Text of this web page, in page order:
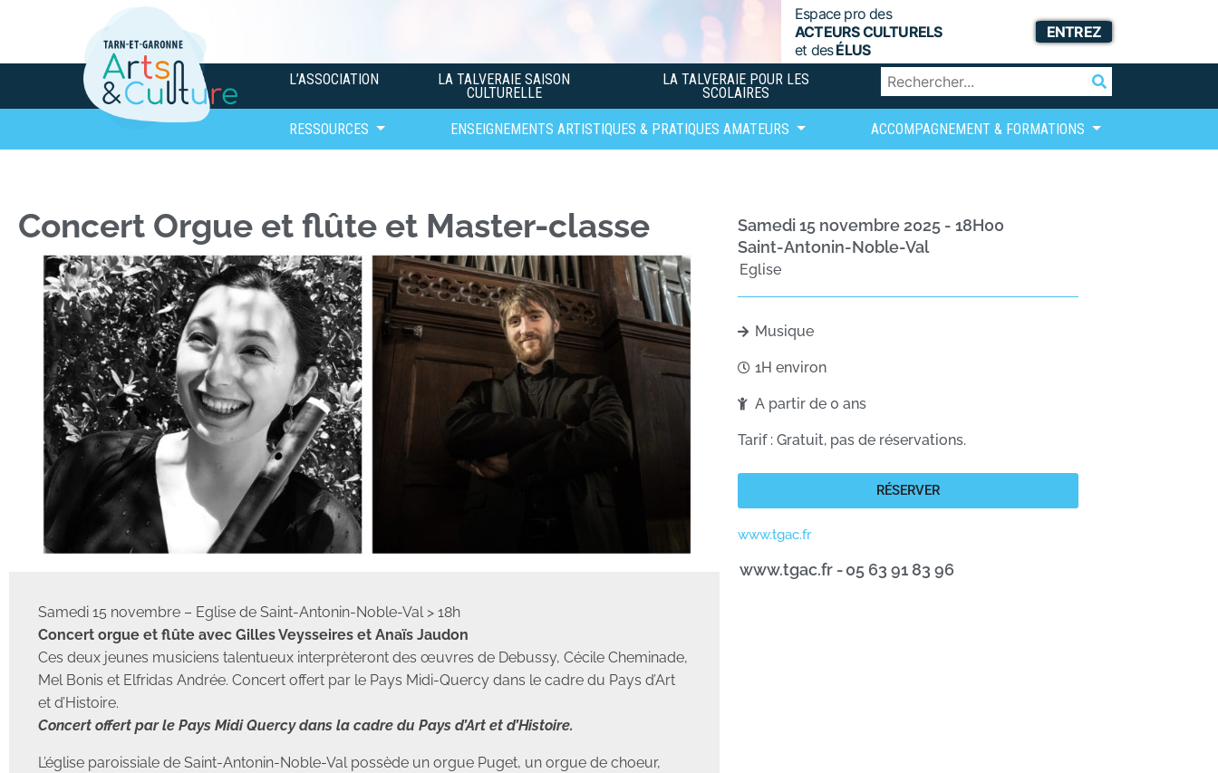
Espace pro des
ACTEURS CULTURELS
et desÉLUS
ENTREZ
L’ASSOCIATION LA TALVERAIE SAISON
CULTURELLE
LA TALVERAIE POUR LES
SCOLAIRES
RESSOURCES ENSEIGNEMENTS ARTISTIQUES & PRATIQUES AMATEURS ACCOMPAGNEMENT & FORMATIONS
Concert Orgue et flûte et Master-classe
Samedi 15 novembre – Eglise de Saint-Antonin-Noble-Val > 18h
Concert orgue et flûte avec Gilles Veysseires et Anaïs Jaudon
Ces deux jeunes musiciens talentueux interprèteront des œuvres de Debussy, Cécile Cheminade,
Mel Bonis et Elfridas Andrée. Concert offert par le Pays Midi-Quercy dans le cadre du Pays d’Art
et d’Histoire.
Concert offert par le Pays Midi Quercy dans la cadre du Pays d’Art et d’Histoire.
L’église paroissiale de Saint-Antonin-Noble-Val possède un orgue Puget, un orgue de choeur,
samedi 15 novembre 2025 - 18H00
Saint-Antonin-Noble-Val
Eglise
Musique
1H environ
A partir de 0 ans
Tarif : Gratuit, pas de réservations.
RÉSERVER
www.tgac.fr
www.tgac.fr -05 63 91 83 96